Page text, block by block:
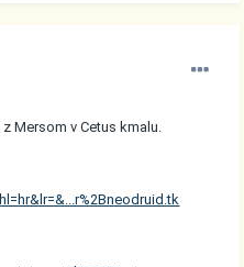
Mersom v Cetus kmalu.